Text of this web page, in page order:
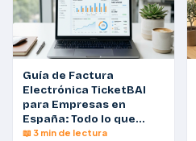
Guía de Factura
Electrónica TicketBAI
para Empresas en
España: Todo lo que
Necesita Saber
📖 3 min de lectura